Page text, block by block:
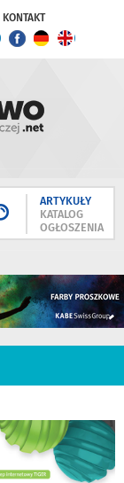
KONTAKT
ARTYKUŁY
KATALOG
OGŁOSZENIA